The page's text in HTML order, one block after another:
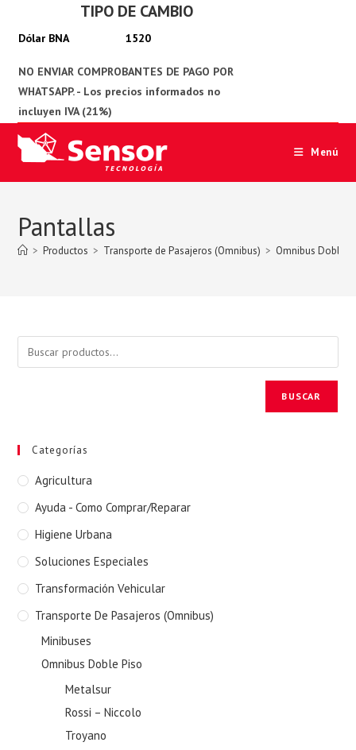
TIPO DE CAMBIO
1520
Menú
Pantallas
> Productos > Transporte de Pasajeros (Omnibus) > Omnibus Doble
BUSCAR
Categorías
Agricultura
Ayuda - Como Comprar/Reparar
Higiene Urbana
Soluciones Especiales
Transformación Vehicular
Transporte De Pasajeros (Omnibus)
Minibuses
Omnibus Doble Piso
Metalsur
Rossi – Niccolo
Troyano